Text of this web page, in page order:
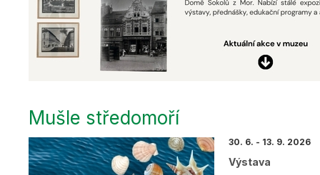
Mušle středomoří
30. 6. - 13. 9. 2026
Výstava